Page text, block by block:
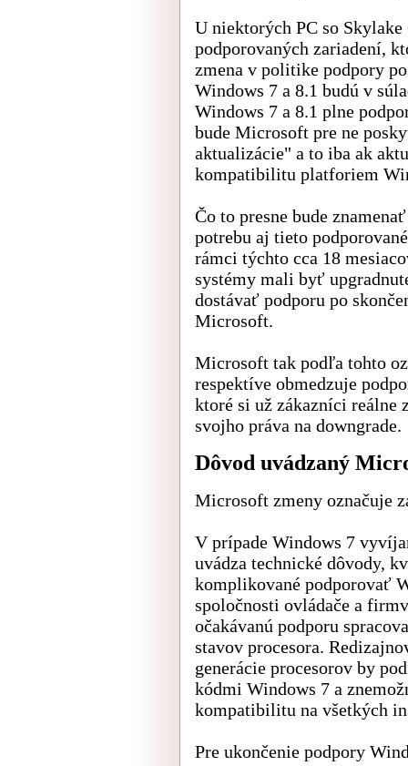
U niektorých PC so Skylake
podporovaných zariadení,
zmena v politike podpory
Windows 7 a 8.1 budú v
Windows 7 a 8.1 plne
bude Microsoft pre ne
aktualizácie" a to iba ak
kompatibilitu platforiem
Čo to presne bude
potrebu aj tieto
rámci týchto cca 18
systémy mali byť
dostávať podporu po
Microsoft.
Microsoft tak podľa tohto
respektíve obmedzuje
ktoré si už zákazníci
svojho práva na downgrade.
Dôvod uvádzaný
Microsoft zmeny označuje
V prípade Windows 7
uvádza technické dôvody,
komplikované podporovať
spoločnosti ovládače a
očakávanú podporu
stavov procesora.
generácie procesorov by
kódmi Windows 7 a
kompatibilitu na všetkých
Pre ukončenie podpory